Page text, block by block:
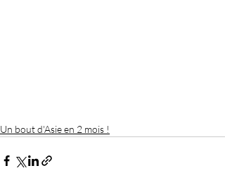
Un bout d'Asie en 2 mois !